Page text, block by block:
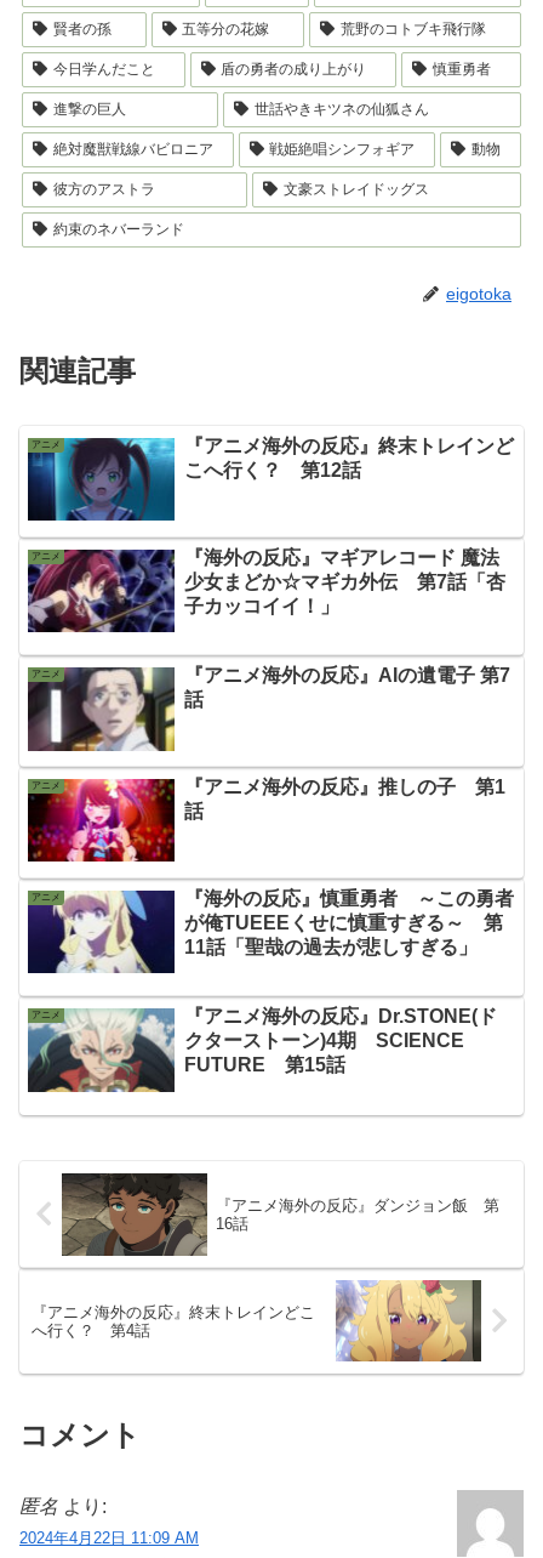
賢者の孫 五等分の花嫁 荒野のコトブキ飛行隊
今日学んだこと 盾の勇者の成り上がり 慎重勇者
進撃の巨人 世話やきキツネの仙狐さん
絶対魔獣戦線バビロニア 戦姫絶唱シンフォギア 動物
彼方のアストラ 文豪ストレイドッグス
約束のネバーランド
eigotoka
関連記事
アニメ
『アニメ海外の反応』終末トレインど
こへ行く？ 第12話
アニメ
『海外の反応』マギアレコード 魔法
少女まどか☆マギカ外伝 第7話「杏
子カッコイイ！」
アニメ
『アニメ海外の反応』AIの遺電子 第7
話
アニメ
『アニメ海外の反応』推しの子 第1
話
アニメ
『海外の反応』慎重勇者 ～この勇者
が俺TUEEEくせに慎重すぎる～ 第
11話「聖哉の過去が悲しすぎる」
アニメ
『アニメ海外の反応』Dr.STONE(ド
クターストーン)4期 SCIENCE
FUTURE 第15話
『アニメ海外の反応』ダンジョン飯 第
16話
『アニメ海外の反応』終末トレインどこ
へ行く？ 第4話
コメント
匿名 より:
2024年4月22日 11:09 AM